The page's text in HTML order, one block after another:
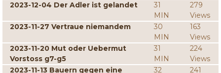
2023-12-04 Der Adler ist gelandet
31
MIN
279
Views
2023-11-27 Vertraue niemandem
30
MIN
163
Views
2023-11-20 Mut oder Uebermut
Vorstoss g7-g5
31
MIN
224
Views
2023-11-13 Bauern gegen eine
32
241